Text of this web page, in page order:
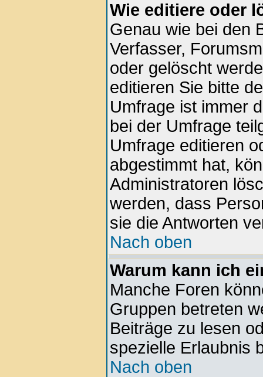
Wie editiere oder
Genau wie bei den
Verfasser,
oder gelöscht
editieren Sie bitte
Umfrage ist immer
bei der Umfrage
Umfrage editieren
abgestimmt hat,
Administratoren
werden, dass
sie die Antworten
Nach oben
Warum kann ich
Manche Foren
Gruppen betreten
Beiträge zu lesen
spezielle Erlaubnis
Nach oben